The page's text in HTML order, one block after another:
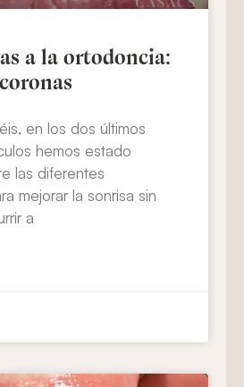
a la ortodoncia:
en los dos últimos
hemos estado
las diferentes
mejorar la sonrisa sin
a